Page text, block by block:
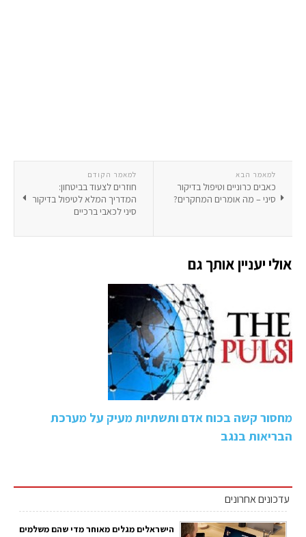
למאמר הקודם
חוזרים לצעוד בביטחון:
המדריך המלא לטיפול בדיקור
סיני לכאבי ברכיים
למאמר הבא
כאבים כרוניים וטיפול בדיקור
סיני – מה אומרים המחקרים?
אולי יעניין אותך גם
מחסור קשה בכוח אדם ותשתיות מעיק על מערכת
הבריאות בנגב
עדכונים אחרונים
הישראלים מגלים מאוחר מדי שהם משלמים